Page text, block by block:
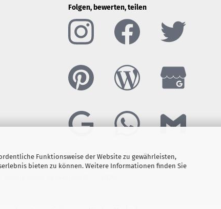
Funktionsweise der Website zu gewährleisten,
bieten zu können. Weitere Informationen finden Sie
Folgen, bewerten, teilen